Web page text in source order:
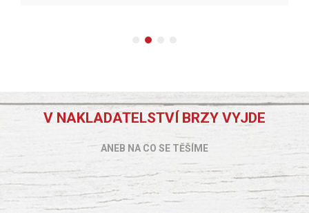
V NAKLADATELSTVÍ BRZY VYJDE
ANEB NA CO SE TĚŠÍME